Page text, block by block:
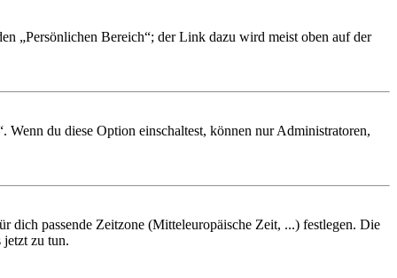
„Persönlichen Bereich“; der Link dazu wird meist oben auf der
du diese Option einschaltest, können nur Administratoren,
dich passende Zeitzone (Mitteleuropäische Zeit, ...) festlegen. Die
jetzt zu tun.